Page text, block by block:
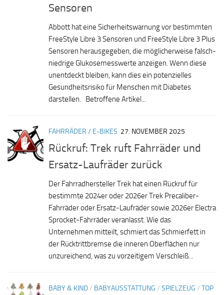
Sensoren
Abbott hat eine Sicherheitswarnung vor bestimmten
FreeStyle Libre 3 Sensoren und FreeStyle Libre 3 Plus
Sensoren herausgegeben, die möglicherweise falsch-
niedrige Glukosemesswerte anzeigen. Wenn diese
unentdeckt bleiben, kann dies ein potenzielles
Gesundheitsrisiko für Menschen mit Diabetes
darstellen. Betroffene Artikel...
FAHRRÄDER / E-BIKES 27. NOVEMBER 2025
Rückruf: Trek ruft Fahrräder und
Ersatz-Laufräder zurück
Der Fahrradhersteller Trek hat einen Rückruf für
bestimmte 2024er oder 2026er Trek Precaliber-
Fahrräder oder Ersatz-Laufräder sowie 2026er Electra
Sprocket-Fahrräder veranlasst. Wie das
Unternehmen mitteilt, schmiert das Schmierfett in
der Rücktrittbremse die inneren Oberflächen nur
unzureichend, was zu vorzeitigem Verschleiß...
BABY & KIND/ BABYAUSSTATTUNG / SPIELZEUG / TOP